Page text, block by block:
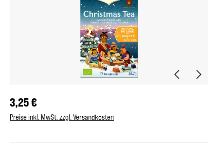
Regulärer Preis:
3,25 €
Preise inkl. MwSt. zzgl. Versandkosten